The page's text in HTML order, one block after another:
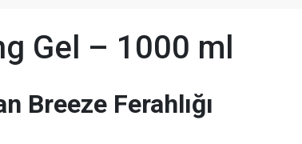
Gel – 1000 ml
Breeze Ferahlığı